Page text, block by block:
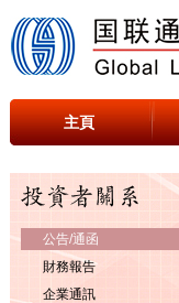
主頁
公告/通函
財務報告
企業通訊